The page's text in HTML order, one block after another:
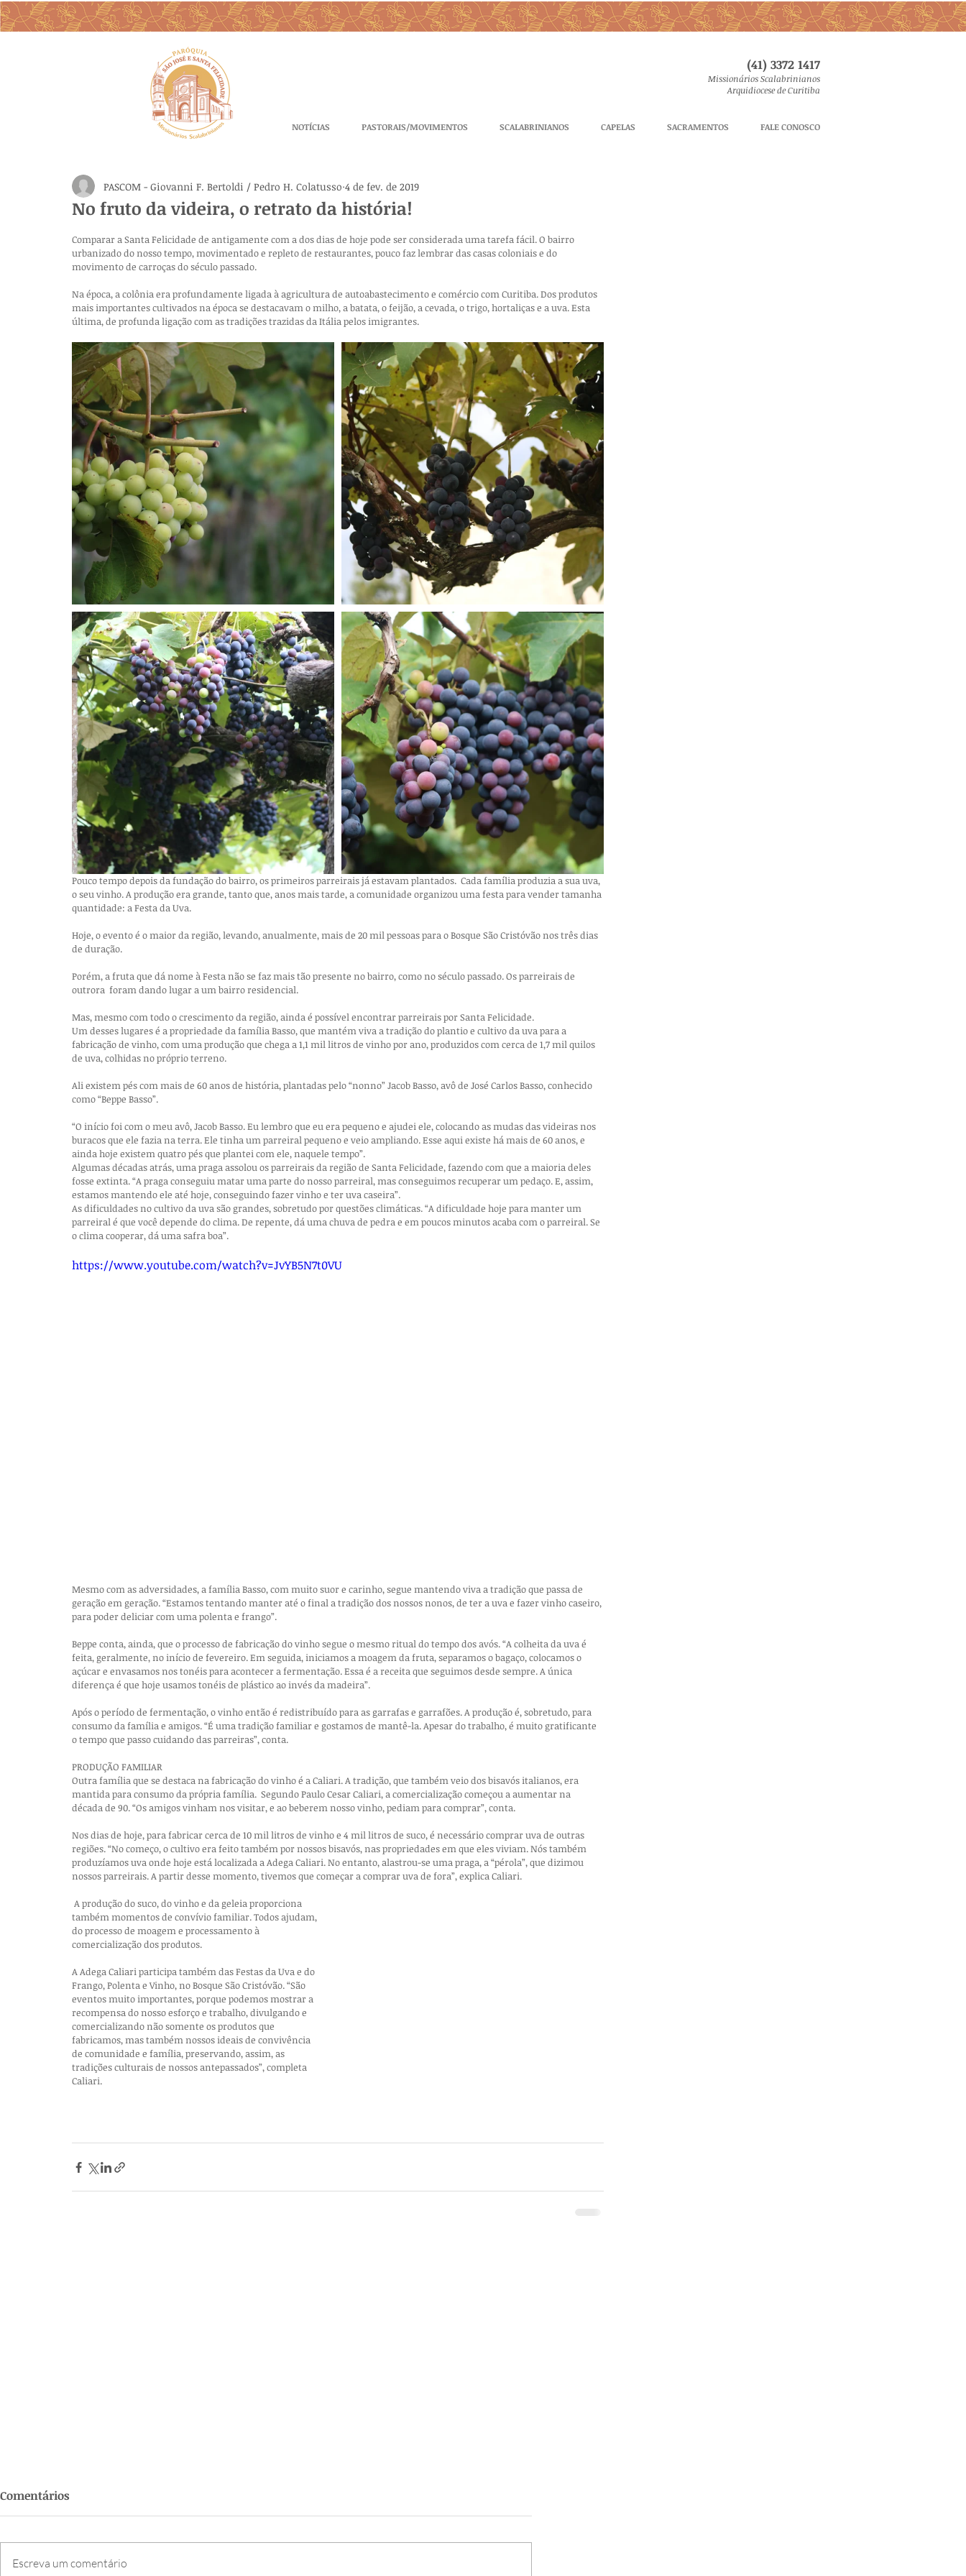
(41) 3372 1417
Missionários Scalabrinianos
Arquidiocese de Curitiba
NOTÍCIAS PASTORAIS/MOVIMENTOS SCALABRINIANOS CAPELAS SACRAMENTOS FALE CONOSCO
No fruto da videira, o retrato da história!
PASCOM - Giovanni F. Bertoldi / Pedro H. Colatusso 4 de fev. de 2019
Comparar a Santa Felicidade de antigamente com a dos dias de hoje pode ser considerada uma tarefa fácil. O bairro
urbanizado do nosso tempo, movimentado e repleto de restaurantes, pouco faz lembrar das casas coloniais e do
movimento de carroças do século passado.
Na época, a colônia era profundamente ligada à agricultura de autoabastecimento e comércio com Curitiba. Dos produtos
mais importantes cultivados na época se destacavam o milho, a batata, o feijão, a cevada, o trigo, hortaliças e a uva. Esta
última, de profunda ligação com as tradições trazidas da Itália pelos imigrantes.
Pouco tempo depois da fundação do bairro, os primeiros parreirais já estavam plantados.  Cada família produzia a sua uva,
o seu vinho. A produção era grande, tanto que, anos mais tarde, a comunidade organizou uma festa para vender tamanha
quantidade: a Festa da Uva.
Hoje, o evento é o maior da região, levando, anualmente, mais de 20 mil pessoas para o Bosque São Cristóvão nos três dias
de duração.
Porém, a fruta que dá nome à Festa não se faz mais tão presente no bairro, como no século passado. Os parreirais de
outrora  foram dando lugar a um bairro residencial.
Mas, mesmo com todo o crescimento da região, ainda é possível encontrar parreirais por Santa Felicidade.
Um desses lugares é a propriedade da família Basso, que mantém viva a tradição do plantio e cultivo da uva para a
fabricação de vinho, com uma produção que chega a 1,1 mil litros de vinho por ano, produzidos com cerca de 1,7 mil quilos
de uva, colhidas no próprio terreno.
Ali existem pés com mais de 60 anos de história, plantadas pelo “nonno” Jacob Basso, avô de José Carlos Basso, conhecido
como “Beppe Basso”.
“O início foi com o meu avô, Jacob Basso. Eu lembro que eu era pequeno e ajudei ele, colocando as mudas das videiras nos
buracos que ele fazia na terra. Ele tinha um parreiral pequeno e veio ampliando. Esse aqui existe há mais de 60 anos, e
ainda hoje existem quatro pés que plantei com ele, naquele tempo”.
Algumas décadas atrás, uma praga assolou os parreirais da região de Santa Felicidade, fazendo com que a maioria deles
fosse extinta. “A praga conseguiu matar uma parte do nosso parreiral, mas conseguimos recuperar um pedaço. E, assim,
estamos mantendo ele até hoje, conseguindo fazer vinho e ter uva caseira”.
As dificuldades no cultivo da uva são grandes, sobretudo por questões climáticas. “A dificuldade hoje para manter um
parreiral é que você depende do clima. De repente, dá uma chuva de pedra e em poucos minutos acaba com o parreiral. Se
o clima cooperar, dá uma safra boa”.
https://www.youtube.com/watch?v=JvYB5N7t0VU
Mesmo com as adversidades, a família Basso, com muito suor e carinho, segue mantendo viva a tradição que passa de
geração em geração. “Estamos tentando manter até o final a tradição dos nossos nonos, de ter a uva e fazer vinho caseiro,
para poder deliciar com uma polenta e frango”.
Beppe conta, ainda, que o processo de fabricação do vinho segue o mesmo ritual do tempo dos avós. “A colheita da uva é
feita, geralmente, no início de fevereiro. Em seguida, iniciamos a moagem da fruta, separamos o bagaço, colocamos o
açúcar e envasamos nos tonéis para acontecer a fermentação. Essa é a receita que seguimos desde sempre. A única
diferença é que hoje usamos tonéis de plástico ao invés da madeira”.
Após o período de fermentação, o vinho então é redistribuído para as garrafas e garrafões. A produção é, sobretudo, para
consumo da família e amigos. “É uma tradição familiar e gostamos de mantê-la. Apesar do trabalho, é muito gratificante
o tempo que passo cuidando das parreiras”, conta.
PRODUÇÃO FAMILIAR
Outra família que se destaca na fabricação do vinho é a Caliari. A tradição, que também veio dos bisavós italianos, era
mantida para consumo da própria família.  Segundo Paulo Cesar Caliari, a comercialização começou a aumentar na
década de 90. “Os amigos vinham nos visitar, e ao beberem nosso vinho, pediam para comprar”, conta.
Nos dias de hoje, para fabricar cerca de 10 mil litros de vinho e 4 mil litros de suco, é necessário comprar uva de outras
regiões. “No começo, o cultivo era feito também por nossos bisavós, nas propriedades em que eles viviam. Nós também
produzíamos uva onde hoje está localizada a Adega Caliari. No entanto, alastrou-se uma praga, a “pérola”, que dizimou
nossos parreirais. A partir desse momento, tivemos que começar a comprar uva de fora”, explica Caliari.
A produção do suco, do vinho e da geleia proporciona
também momentos de convívio familiar. Todos ajudam,
do processo de moagem e processamento à
comercialização dos produtos.
A Adega Caliari participa também das Festas da Uva e do
Frango, Polenta e Vinho, no Bosque São Cristóvão. “São
eventos muito importantes, porque podemos mostrar a
recompensa do nosso esforço e trabalho, divulgando e
comercializando não somente os produtos que
fabricamos, mas também nossos ideais de convivência
de comunidade e família, preservando, assim, as
tradições culturais de nossos antepassados”, completa
Caliari.
Comentários
Escreva um comentário